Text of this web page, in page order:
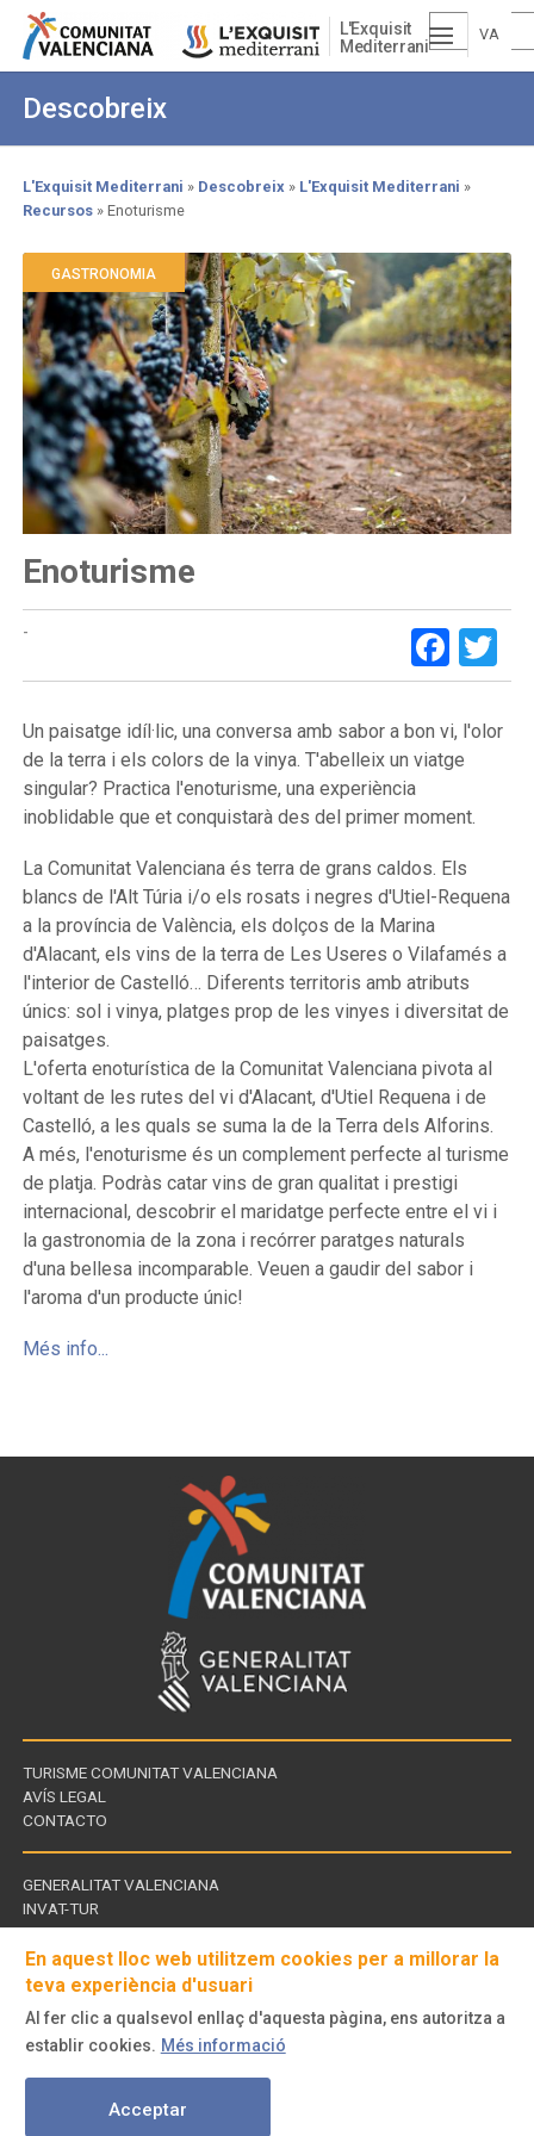
Skip
main
L'Exquisit
Mediterrani
VA
Descobreix
Breadcrumb
L'Exquisit Mediterrani Descobreix
L'Exquisit Mediterrani
Recursos
Enoturisme
GASTRONOMIA
Enoturisme
-
Un paisatge idíl·lic, una conversa amb sabor a bon vi, l'olor
de la terra i els colors de la vinya. T'abelleix un viatge
singular? Practica l'enoturisme, una experiència
inoblidable que et conquistarà des del primer moment.
La Comunitat Valenciana és terra de grans caldos. Els
blancs de l'Alt Túria i/o els rosats i negres d'Utiel-Requena
a la província de València, els dolços de la Marina
d'Alacant, els vins de la terra de Les Useres o Vilafamés a
l'interior de Castelló… Diferents territoris amb atributs
únics: sol i vinya, platges prop de les vinyes i diversitat de
paisatges.
L'oferta enoturística de la Comunitat Valenciana pivota al
voltant de les rutes del vi d'Alacant, d'Utiel Requena i de
Castelló, a les quals se suma la de la Terra dels Alforins.
A més, l'enoturisme és un complement perfecte al turisme
de platja. Podràs catar vins de gran qualitat i prestigi
internacional, descobrir el maridatge perfecte entre el vi i
la gastronomia de la zona i recórrer paratges naturals
d'una bellesa incomparable. Veuen a gaudir del sabor i
l'aroma d'un producte únic!
Més info...
TURISME COMUNITAT VALENCIANA
AVÍS LEGAL
CONTACTO
Enllaços
d'interès
GENERALITAT VALENCIANA
INVAT-TUR
CDT - CENTROS DE TURISMO
Visita'ns
En aquest lloc web utilitzem cookies per a millorar la
teva experiència d'usuari
Al fer clic a qualsevol enllaç d'aquesta pàgina, ens autoritza a
establir cookies. Més informació
Acceptar